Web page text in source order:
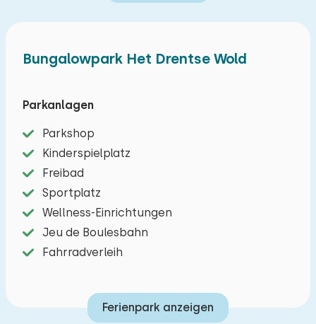
Ein besonderes Highlight dieses Ferienhaus ist
Boxspringbett sowie privater Infrarotsauna und
geräumigen Schlafzimmer bieten zudem Komfort
WLAN und Abstellmöglichkeiten für E-Bikes
sorgen für einen unbeschwerten Aufenthalt.
Die Lage macht das Ferienhaus besonders
attraktiv. Der autofreie Ferienpark Het Drentse
Wold liegt inmitten eines weitläufigen
Waldgebiets. Wander- und Radwege durch die
Dorfplätzen, beginnen direkt vor der Haustür.
Bungalowpark Het Drentse Wold
Parkanlagen
Parkshop
Kinderspielplatz
Freibad
Sportplatz
Wellness-Einrichtungen
Jeu de Boulesbahn
Fahrradverleih
Ferienpark anzeigen